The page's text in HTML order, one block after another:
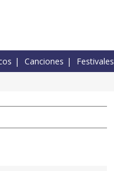
Canciones Festivales